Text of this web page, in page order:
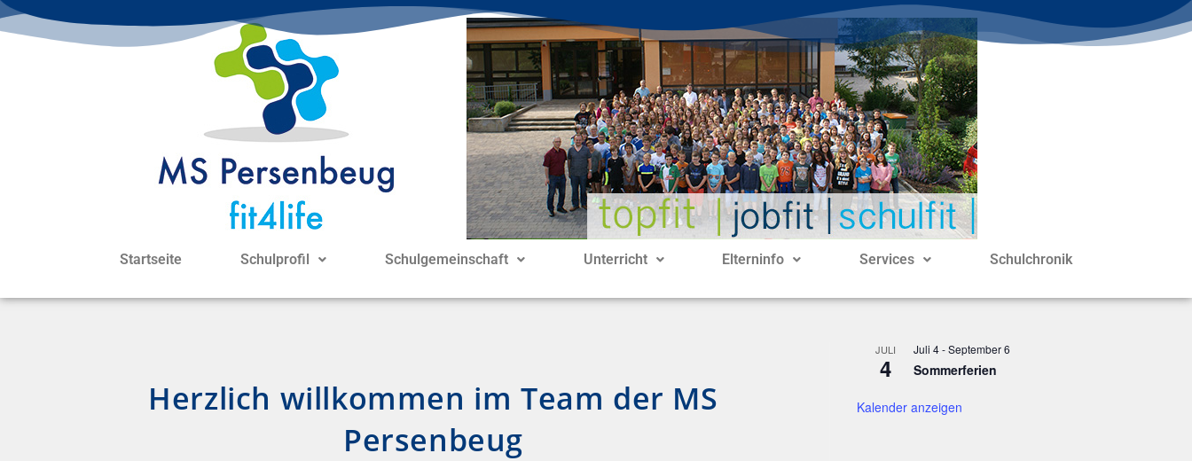
Startseite Schulprofil Schulgemeinschaft Unterricht Elterninfo Services Schulchronik
Herzlich willkommen im Team der MS
Persenbeug
JULI
4
Juli 4-September 6
Sommerferien
Kalender anzeigen